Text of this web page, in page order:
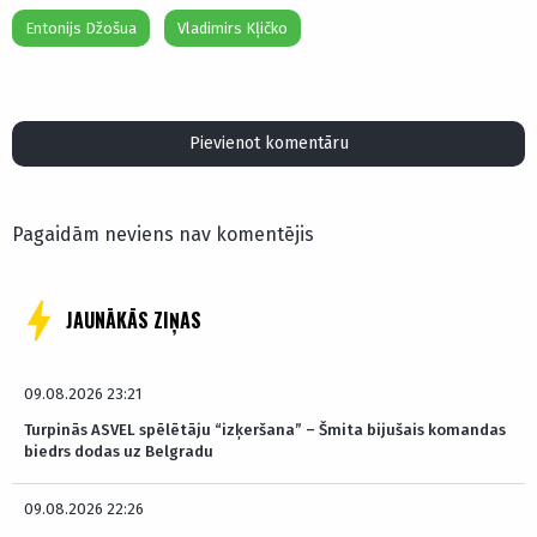
Entonijs Džošua Vladimirs Kļičko
Pievienot komentāru
Pagaidām neviens nav komentējis
JAUNĀKĀS ZIŅAS
09.08.2026 23:21
Turpinās ASVEL spēlētāju “izķeršana” – Šmita bijušais komandas
biedrs dodas uz Belgradu
09.08.2026 22:26